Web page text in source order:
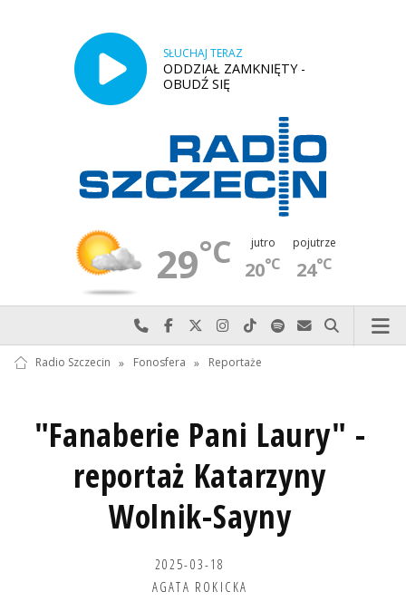
SŁUCHAJ TERAZ
ODDZIAŁ ZAMKNIĘTY -
OBUDŹ SIĘ
29°C jutro
20°C
pojutrze
24°C
Najlepiej po prostu do nas zadzwoń
Odwiedź nas na Facebook-u
Odwiedź nas na X
Odwiedź nas na Instagram-ie
Odwiedź nas na TikTok-u
Szukaj nas na Spotify
Wyślij do nas
Szukaj
Radio Szczecin » Fonosfera » Reportaże
"Fanaberie Pani Laury" -
reportaż Katarzyny
Wolnik-Sayny
2025-03-18
AGATA ROKICKA